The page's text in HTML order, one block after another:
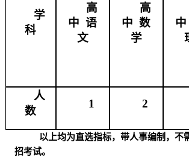
学
科
高
中 语
文
高
中 数
学
人
数
1 2
以上均为直选指标，带人事编制，不
招考试。